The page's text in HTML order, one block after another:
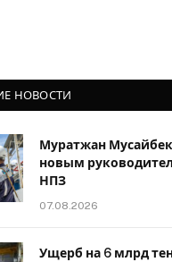
НОВОСТИ
Муратжан
новым
НПЗ
07.08.2026
Ущерб на 6 млрд